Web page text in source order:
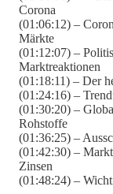
Corona
(01:06:12) –
Märkte
(01:12:07) –
Marktreaktionen
(01:18:11) – Der
(01:24:16) –
(01:30:20) –
Rohstoffe
(01:36:25) –
(01:42:30) –
Zinsen
(01:48:24) –